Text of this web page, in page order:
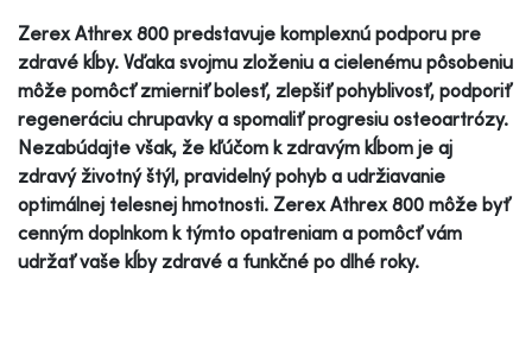
Zerex Athrex 800 predstavuje komplexnú podporu pre
zdravé kĺby. Vďaka svojmu zloženiu a cielenému pôsobeniu
môže pomôcť zmierniť bolesť, zlepšiť pohyblivosť, podporiť
regeneráciu chrupavky a spomaliť progresiu osteoartrózy.
Nezabúdajte však, že kľúčom k zdravým kĺbom je aj
zdravý životný štýl, pravidelný pohyb a udržiavanie
optimálnej telesnej hmotnosti. Zerex Athrex 800 môže byť
cenným doplnkom k týmto opatreniam a pomôcť vám
udržať vaše kĺby zdravé a funkčné po dlhé roky.